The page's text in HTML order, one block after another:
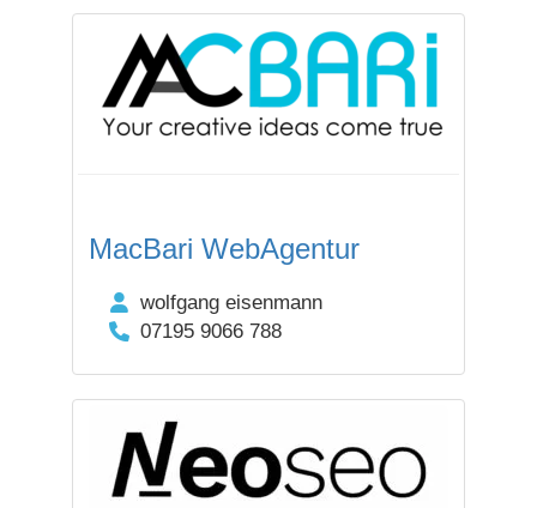
MacBari WebAgentur
wolfgang eisenmann
07195 9066 788